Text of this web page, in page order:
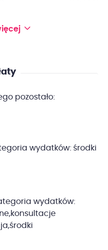
pozostało:
wydatków: środki
wydatków: